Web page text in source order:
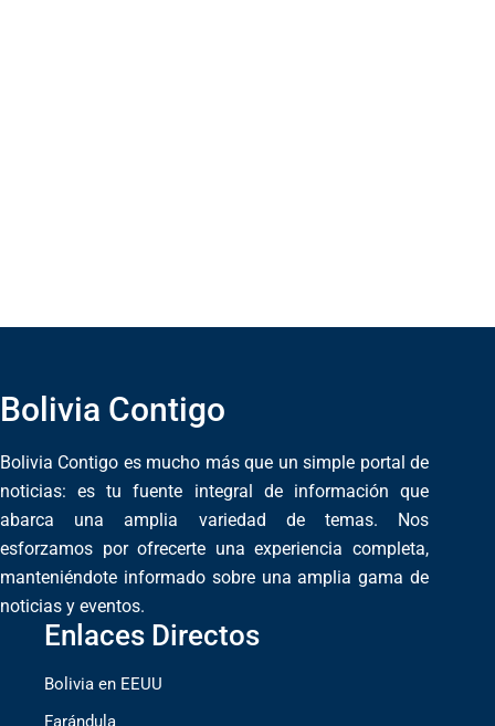
Bolivia Contigo
Bolivia Contigo es mucho más que un simple portal de
noticias: es tu fuente integral de información que
abarca una amplia variedad de temas. Nos
esforzamos por ofrecerte una experiencia completa,
manteniéndote informado sobre una amplia gama de
noticias y eventos.
Enlaces Directos
Bolivia en EEUU
Farándula